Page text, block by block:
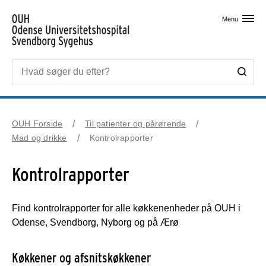
Menu
OUH Forside
Til patienter og pårørende
Mad og drikke
Kontrolrapporter
Kontrolrapporter
Find kontrolrapporter for alle køkkenenheder på OUH i
Odense, Svendborg, Nyborg og på Ærø
Køkkener og afsnitskøkkener